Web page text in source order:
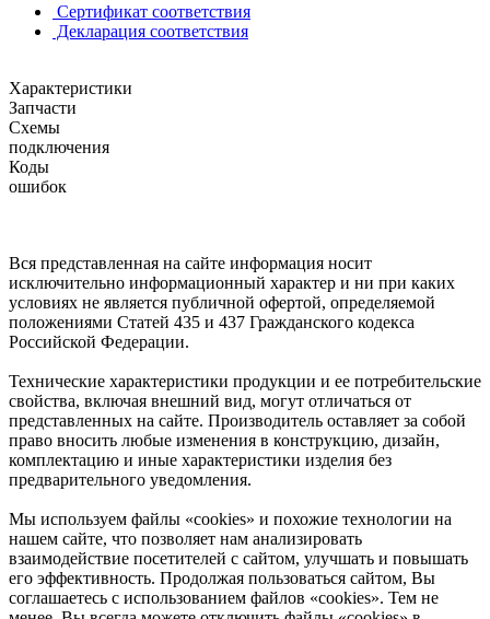
Сертификат соответствия
Декларация соответствия
Характеристики
Запчасти
Схемы
подключения
Коды
ошибок
Вся представленная на сайте информация носит
исключительно информационный характер и ни при каких
условиях не является публичной офертой, определяемой
положениями Статей 435 и 437 Гражданского кодекса
Российской Федерации.
Технические характеристики продукции и ее потребительские
свойства, включая внешний вид, могут отличаться от
представленных на сайте. Производитель оставляет за собой
право вносить любые изменения в конструкцию, дизайн,
комплектацию и иные характеристики изделия без
предварительного уведомления.
Мы используем файлы «cookies» и похожие технологии на
нашем сайте, что позволяет нам анализировать
взаимодействие посетителей с сайтом, улучшать и повышать
его эффективность. Продолжая пользоваться сайтом, Вы
соглашаетесь с использованием файлов «cookies». Тем не